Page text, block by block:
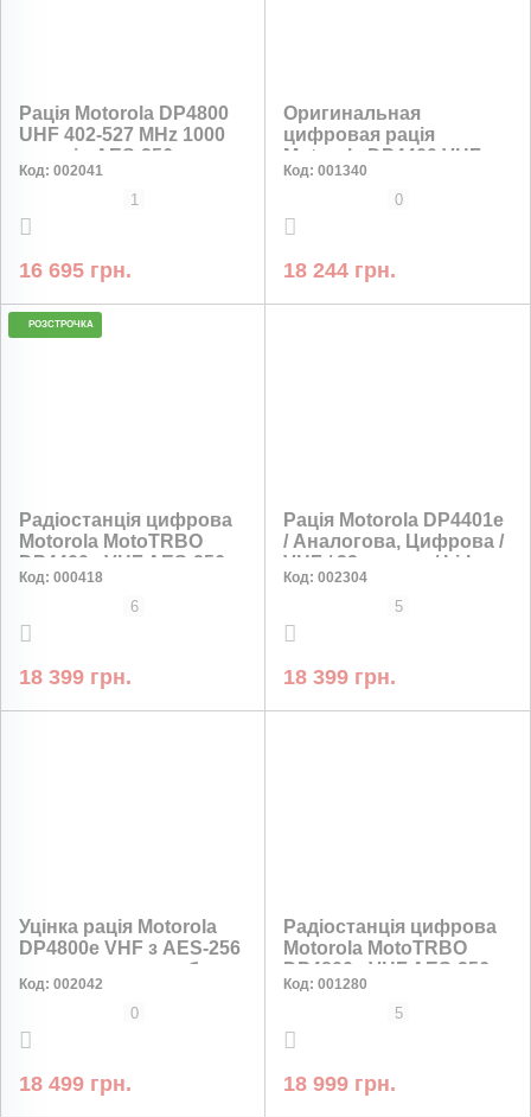
Рація Motorola DP4800
UHF 402-527 MHz 1000
каналів AES-256
Код: 002041
1
16 695 грн.
Оригинальная
цифровая рація
Motorola DP4400 VHF
AES256 без коробки
Код: 001340
0
18 244 грн.
РОЗСТРОЧКА
Радіостанція цифрова
Motorola MotoTRBO
DP4400e VHF AES-256
шифрування
Код: 000418
6
18 399 грн.
Рація Motorola DP4401e
/ Аналогова, Цифрова /
VHF / 32 канали / Li-Ion
2450 мА·год / AES-256,
Код: 002304
5
18 399 грн.
Уцінка рація Motorola
DP4800e VHF з AES-256
пошкоджена коробка
Код: 002042
0
18 499 грн.
Радіостанція цифрова
Motorola MotoTRBO
DP4800e VHF AES-256
шифрування
Код: 001280
5
18 999 грн.